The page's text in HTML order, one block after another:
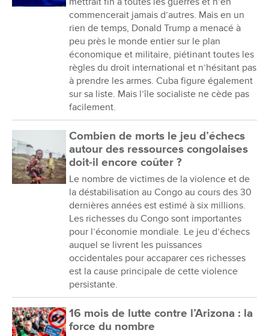
commencerait jamais d’autres. Mais en un
rien de temps, Donald Trump a menacé à
peu près le monde entier sur le plan
économique et militaire, piétinant toutes les
règles du droit international et n’hésitant pas
à prendre les armes. Cuba figure également
sur sa liste. Mais l’île socialiste ne cède pas
facilement.
Combien de morts le jeu d’échecs
autour des ressources congolaises
doit-il encore coûter ?
Le nombre de victimes de la violence et de
la déstabilisation au Congo au cours des 30
dernières années est estimé à six millions.
Les richesses du Congo sont importantes
pour l’économie mondiale. Le jeu d’échecs
auquel se livrent les puissances
occidentales pour accaparer ces richesses
est la cause principale de cette violence
persistante.
16 mois de lutte contre l’Arizona : la
force du nombre